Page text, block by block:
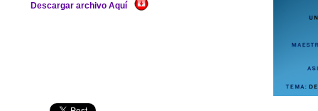
Descargar archivo Aquí